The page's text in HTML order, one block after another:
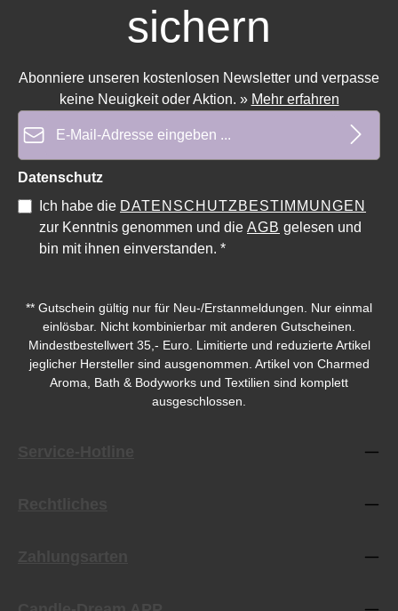
Durchschnittliche Bewertung von 0 von 5 SternenDurchschnittliche Bewertung
sichern
Abonniere unseren kostenlosen Newsletter und verpasse
keine Neuigkeit oder Aktion. » Mehr erfahren
Datenschutz
Ich habe die DATENSCHUTZBESTIMMUNGEN
zur Kenntnis genommen und die AGB gelesen und
bin mit ihnen einverstanden. *
** Gutschein gültig nur für Neu-/Erstanmeldungen. Nur einmal
einlösbar. Nicht kombinierbar mit anderen Gutscheinen.
Mindestbestellwert 35,- Euro. Limitierte und reduzierte Artikel
jeglicher Hersteller sind ausgenommen. Artikel von Charmed
Aroma, Bath & Bodyworks und Textilien sind komplett
ausgeschlossen.